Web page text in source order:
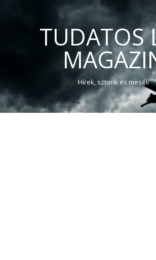
TUDATOS
Hírek, sztorik és mesék